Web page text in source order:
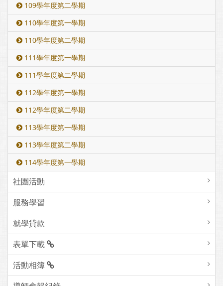
109學年度第二學期
110學年度第一學期
110學年度第二學期
111學年度第一學期
111學年度第二學期
112學年度第一學期
112學年度第二學期
113學年度第一學期
113學年度第二學期
114學年度第一學期
社團活動
服務學習
就學貸款
表單下載
活動相簿